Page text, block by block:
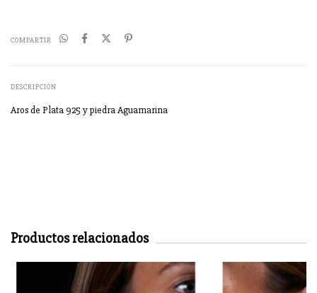
COMPARTIR
DESCRIPCIÓN
Aros de Plata 925 y piedra Aguamarina
Productos relacionados